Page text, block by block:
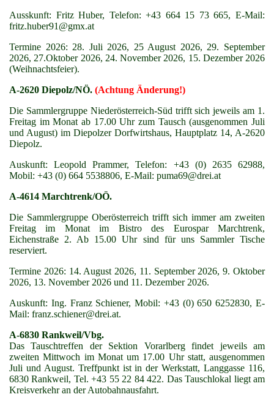
Ausskunft: Fritz Huber, Telefon: +43 664 15 73 665, E-Mail:
fritz.huber91@gmx.at
Termine 2026: 28. Juli 2026, 25 August 2026, 29. September
2026, 27.Oktober 2026, 24. November 2026, 15. Dezember 2026
(Weihnachtsfeier).
A-2620 Diepolz/NÖ. (Achtung Änderung!)
Die Sammlergruppe Niederösterreich-Süd trifft sich jeweils am 1.
Freitag im Monat ab 17.00 Uhr zum Tausch (ausgenommen Juli
und August) im Diepolzer Dorfwirtshaus, Hauptplatz 14, A-2620
Diepolz.
Auskunft: Leopold Prammer, Telefon: +43 (0) 2635 62988,
Mobil: +43 (0) 664 5538806, E-Mail: puma69@drei.at
A-4614 Marchtrenk/OÖ.
Die Sammlergruppe Oberösterreich trifft sich immer am zweiten
Freitag im Monat im Bistro des Eurospar Marchtrenk,
Eichenstraße 2. Ab 15.00 Uhr sind für uns Sammler Tische
reserviert.
Termine 2026: 14. August 2026, 11. September 2026, 9. Oktober
2026, 13. November 2026 und 11. Dezember 2026.
Auskunft: Ing. Franz Schiener, Mobil: +43 (0) 650 6252830, E-
Mail: franz.schiener@drei.at.
A-6830 Rankweil/Vbg.
Das Tauschtreffen der Sektion Vorarlberg findet jeweils am
zweiten Mittwoch im Monat um 17.00 Uhr statt, ausgenommen
Juli und August. Treffpunkt ist in der Werkstatt, Langgasse 116,
6830 Rankweil, Tel. +43 55 22 84 422. Das Tauschlokal liegt am
Kreisverkehr an der Autobahnausfahrt.